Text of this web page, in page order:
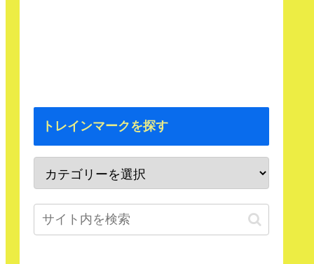
トレインマークを探す